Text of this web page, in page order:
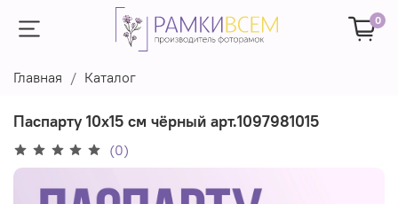
0
Главная Каталог
Паспарту 10х15 см чёрный арт.1097981015
(0)